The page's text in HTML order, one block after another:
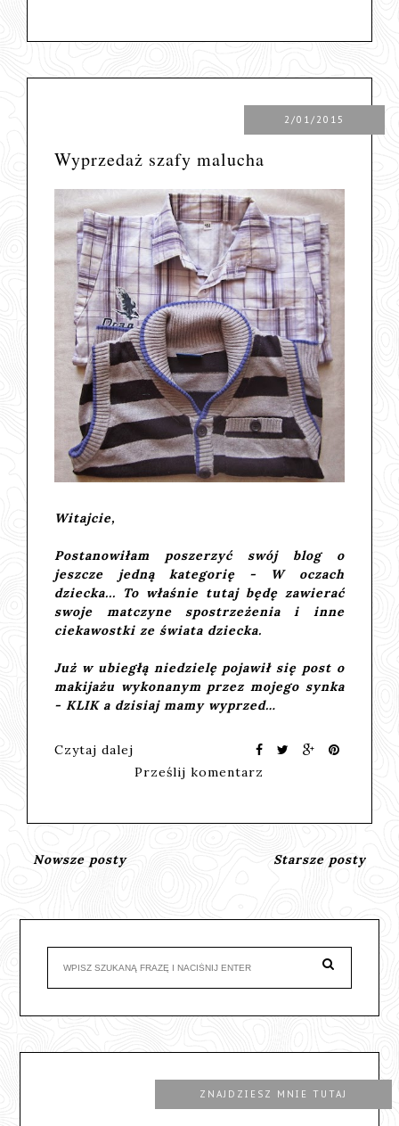
2/01/2015
Wyprzedaż szafy malucha
Witajcie,
Postanowiłam poszerzyć swój blog o
jeszcze jedną kategorię - W oczach
dziecka... To właśnie tutaj będę zawierać
swoje matczyne spostrzeżenia i inne
ciekawostki ze świata dziecka.
Już w ubiegłą niedzielę pojawił się post o
makijażu wykonanym przez mojego synka
-KLIKa dzisiaj mamy wyprzed…
Czytaj dalej
Prześlij komentarz
Nowsze posty Starsze posty
ZNAJDZIESZ MNIE TUTAJ